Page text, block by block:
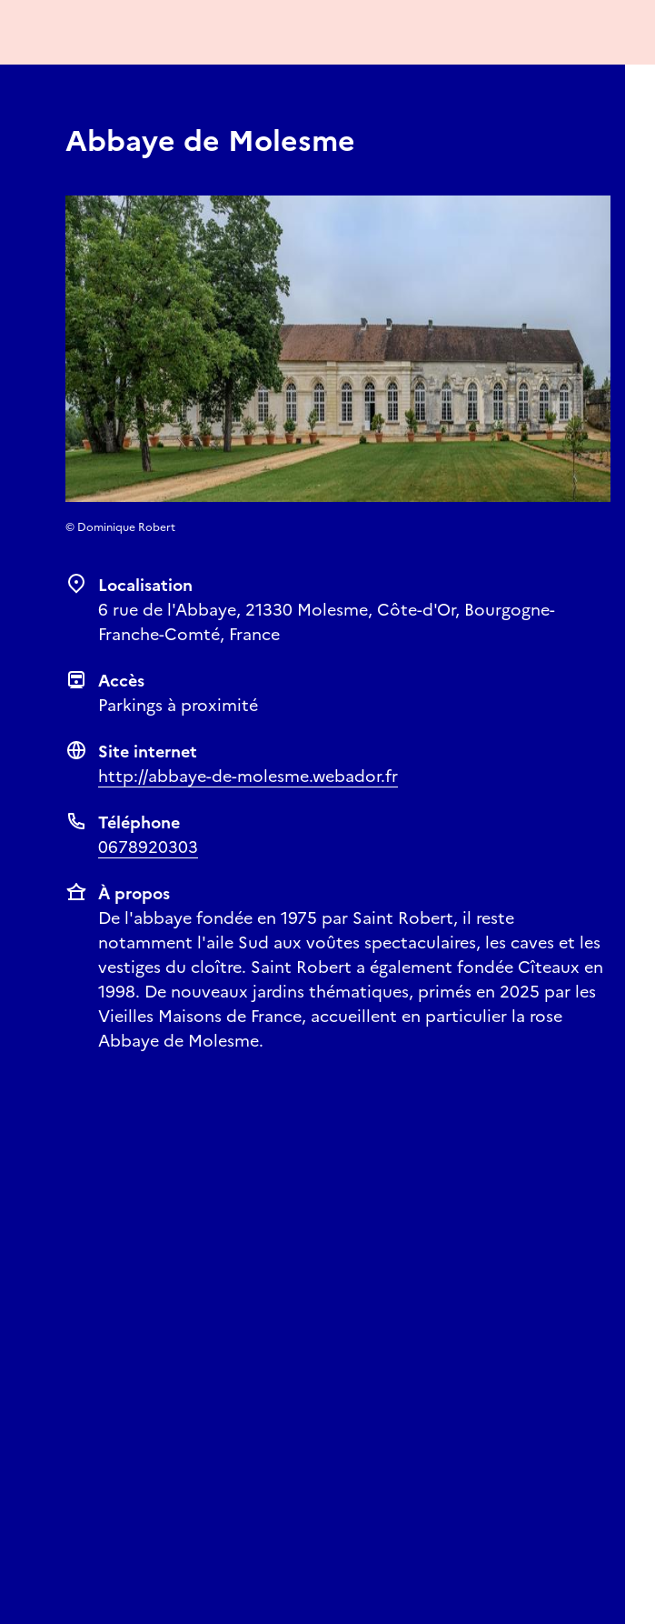
Abbaye de Molesme
© Dominique Robert
Localisation
6 rue de l'Abbaye, 21330 Molesme, Côte-d'Or, Bourgogne-
Franche-Comté, France
Accès
Parkings à proximité
Site internet
http://abbaye-de-molesme.webador.fr
Téléphone
0678920303
À propos
De l'abbaye fondée en 1975 par Saint Robert, il reste
notamment l'aile Sud aux voûtes spectaculaires, les caves et les
vestiges du cloître. Saint Robert a également fondée Cîteaux en
1998. De nouveaux jardins thématiques, primés en 2025 par les
Vieilles Maisons de France, accueillent en particulier la rose
Abbaye de Molesme.